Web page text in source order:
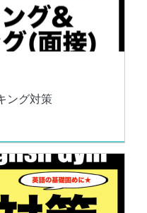
ング対策